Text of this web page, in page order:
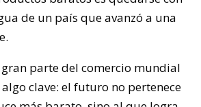
de un país que avanzó a una
parte del comercio mundial
clave: el futuro no pertenece